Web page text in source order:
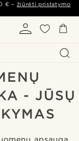
€ – žiūrėti pristatymo
- JŪSŲ